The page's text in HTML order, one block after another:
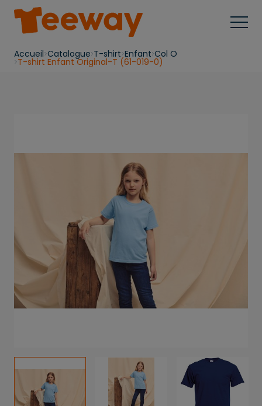
Accueil Catalogue T-shirt Enfant Col O
T-shirt Enfant Original-T (61-019-0)